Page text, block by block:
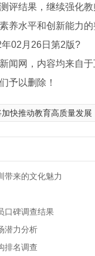
评结果，继续强化
养水平和创新能力的
年02月26日第2版?
闻网，内容均来自
予以删除！
快推动教育高质量发展
带来的文化魅力
口碑调查结果
潜力分析
排名调查